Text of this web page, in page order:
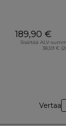
189,90 €
Sisältää ALV-
38,59 €
Vertaa